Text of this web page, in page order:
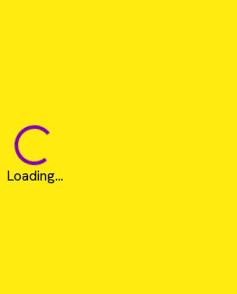
Loading...